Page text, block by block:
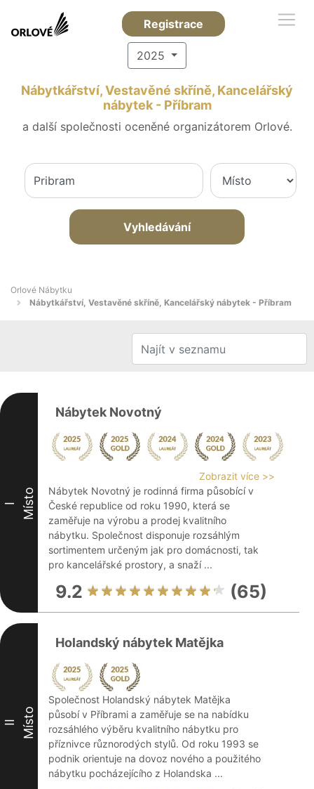
Registrace
2025
Nábytkářství, Vestavěné skříně, Kancelářský
nábytek - Příbram
a další společnosti oceněné organizátorem Orlové.
Vyhledávání
Orlové Nábytku
Nábytkářství, Vestavěné skříně, Kancelářský nábytek - Příbram
I Místo
Nábytek Novotný
Zobrazit více >>
Nábytek Novotný je rodinná firma působící v
České republice od roku 1990, která se
zaměřuje na výrobu a prodej kvalitního
nábytku. Společnost disponuje rozsáhlým
sortimentem určeným jak pro domácnosti, tak
pro kancelářské prostory, a snaží ...
9.2 (65)
II Místo
Holandský nábytek Matějka
Společnost Holandský nábytek Matějka
působí v Příbrami a zaměřuje se na nabídku
rozsáhlého výběru kvalitního nábytku pro
příznivce různorodých stylů. Od roku 1993 se
podnik orientuje na dovoz nového a použitého
nábytku pocházejícího z Holandska ...